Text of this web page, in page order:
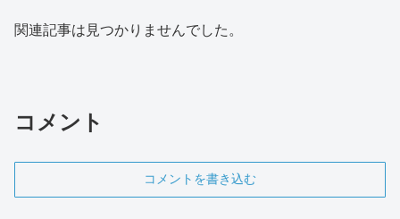
関連記事は見つかりませんでした。
コメント
コメントを書き込む